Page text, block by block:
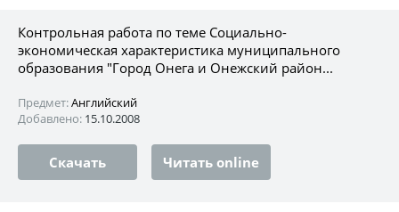
Контрольная работа по теме Социально-
экономическая характеристика муниципального
образования "Город Онега и Онежский район...
Предмет:Английский
Добавлено: 15.10.2008
Скачать Читать online